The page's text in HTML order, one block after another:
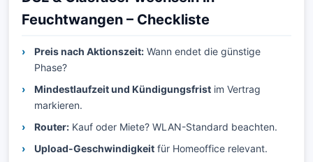
Feuchtwangen – Checkliste
Preis nach Aktionszeit: Wann endet die günstige
Phase?
Mindestlaufzeit und Kündigungsfrist im Vertrag
markieren.
Router: Kauf oder Miete? WLAN-Standard beachten.
Upload-Geschwindigkeit für Homeoffice relevant.